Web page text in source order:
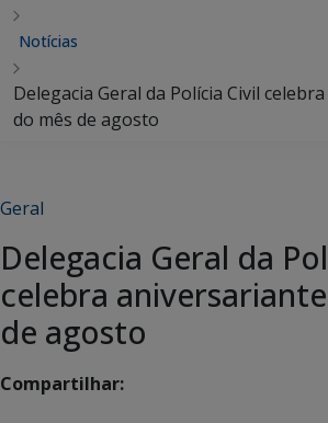
Notícias
Delegacia Geral da Polícia Civil
do mês de agosto
Geral
Delegacia Geral da
celebra
de agosto
Compartilhar: